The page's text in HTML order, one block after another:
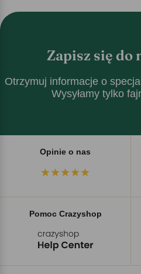
Zapisz się do
Otrzymuj informacje o
Wysyłamy tylko
Opinie o nas
Pomoc Crazyshop